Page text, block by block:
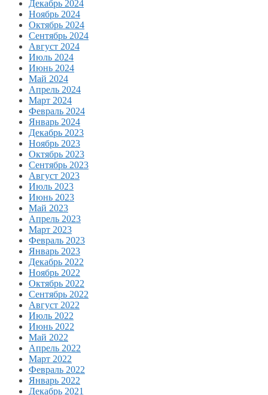
Декабрь 2024
Ноябрь 2024
Октябрь 2024
Сентябрь 2024
Август 2024
Июль 2024
Июнь 2024
Май 2024
Апрель 2024
Март 2024
Февраль 2024
Январь 2024
Декабрь 2023
Ноябрь 2023
Октябрь 2023
Сентябрь 2023
Август 2023
Июль 2023
Июнь 2023
Май 2023
Апрель 2023
Март 2023
Февраль 2023
Январь 2023
Декабрь 2022
Ноябрь 2022
Октябрь 2022
Сентябрь 2022
Август 2022
Июль 2022
Июнь 2022
Май 2022
Апрель 2022
Март 2022
Февраль 2022
Январь 2022
Декабрь 2021